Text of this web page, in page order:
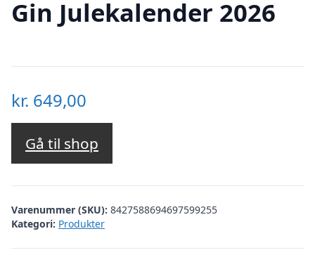
Gin Julekalender 2026
kr. 649,00
Gå til shop
Varenummer (SKU): 8427588694697599255
Kategori: Produkter